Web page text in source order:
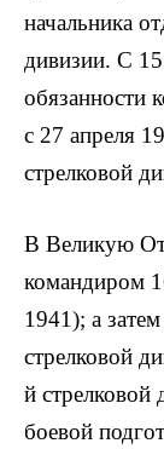
начальника
дивизии. С 15
обязанности
с 27 апреля
стрелковой
В Великую
командиром
1941); а
стрелковой
й стрелковой
боевой